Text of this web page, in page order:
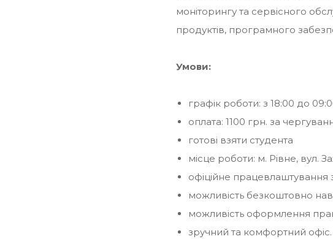
моніторингу та сервісного
продуктів, програмного
Умови:
графік роботи: з 18:00 до
оплата: 1100 грн. за
готові взяти студента
місце роботи: м. Рівне, вул.
офіційне
можливість безкоштовно
можливість оформлення
зручний та комфортний офіс.